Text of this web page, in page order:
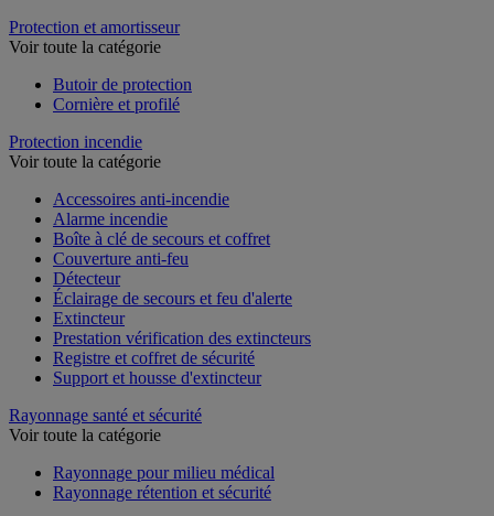
Protection et amortisseur
Voir toute la catégorie
Butoir de protection
Cornière et profilé
Protection incendie
Voir toute la catégorie
Accessoires anti-incendie
Alarme incendie
Boîte à clé de secours et coffret
Couverture anti-feu
Détecteur
Éclairage de secours et feu d'alerte
Extincteur
Prestation vérification des extincteurs
Registre et coffret de sécurité
Support et housse d'extincteur
Rayonnage santé et sécurité
Voir toute la catégorie
Rayonnage pour milieu médical
Rayonnage rétention et sécurité